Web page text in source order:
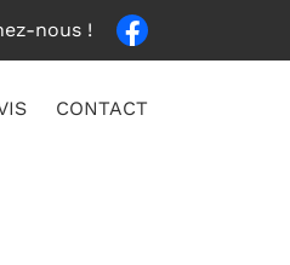
nous !
CONTACT